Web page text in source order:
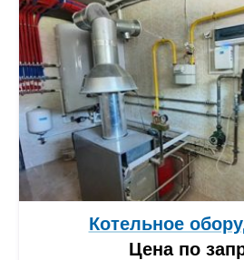
Котельное
Цена по